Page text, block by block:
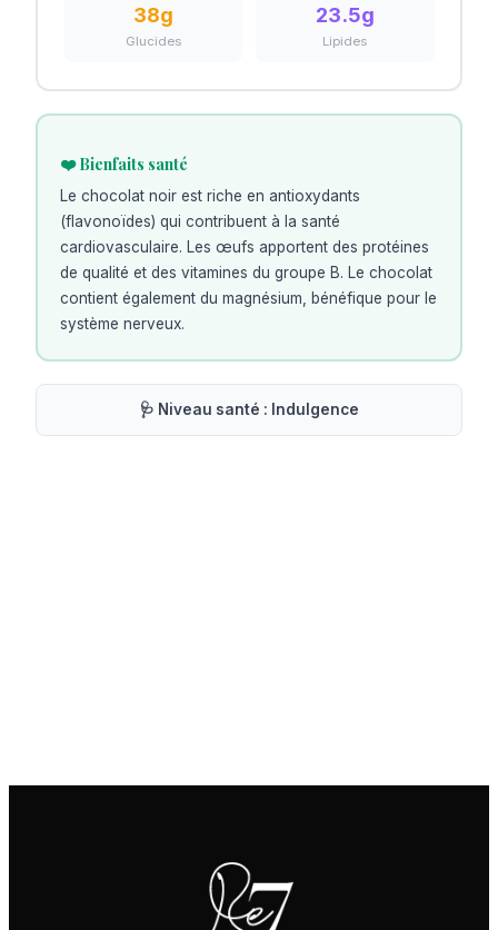
38g
Glucides
23.5g
Lipides
❤️ Bienfaits santé
Le chocolat noir est riche en antioxydants
(flavonoïdes) qui contribuent à la santé
cardiovasculaire. Les œufs apportent des protéines
de qualité et des vitamines du groupe B. Le chocolat
contient également du magnésium, bénéfique pour le
système nerveux.
🩺 Niveau santé : Indulgence